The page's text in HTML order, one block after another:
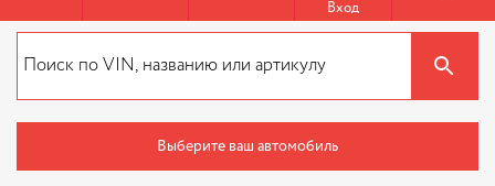
Вход
Выберите ваш автомобиль